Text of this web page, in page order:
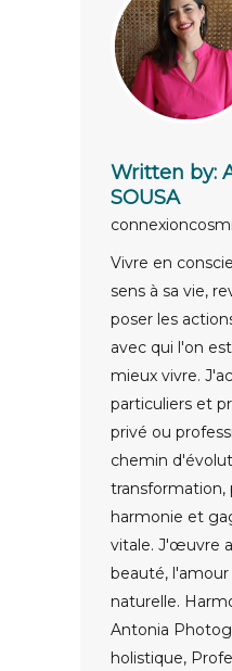
Written by:
SOUSA
Vivre en
sens à sa vie,
poser les
avec qui l'on
mieux vivre.
particuliers et
privé ou
chemin
transformation,
harmonie et
vitale. J'œuvre
beauté,
naturelle.
Antonia
holistique,